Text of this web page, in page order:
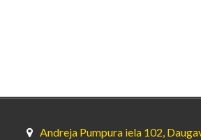
Andreja Pumpura iela 102,